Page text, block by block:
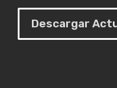
Descargar